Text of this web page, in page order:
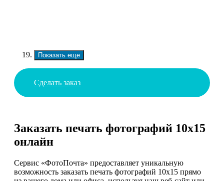
Показать еще
Сделать заказ
Заказать печать фотографий 10х15
онлайн
Сервис «ФотоПочта» предоставляет уникальную
возможность заказать печать фотографий 10х15 прямо